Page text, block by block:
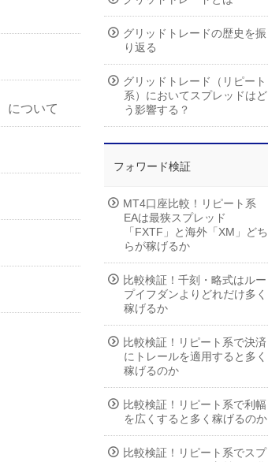
について
グリッドトレードの歴史を振
り返る
グリッドトレード（リピート
系）においてスプレッドはど
う影響する？
フォワード検証
MT4口座比較！リピート系
EAは最狭スプレッド
「FXTF」と海外「XM」どち
らが稼げるか
比較検証！千刻・略式はルー
プイフダンよりどれだけ多く
稼げるか
比較検証！リピート系で決済
にトレールを適用すると多く
稼げるのか
比較検証！リピート系で利幅
を広くすると多く稼げるのか
比較検証！リピート系でスプ